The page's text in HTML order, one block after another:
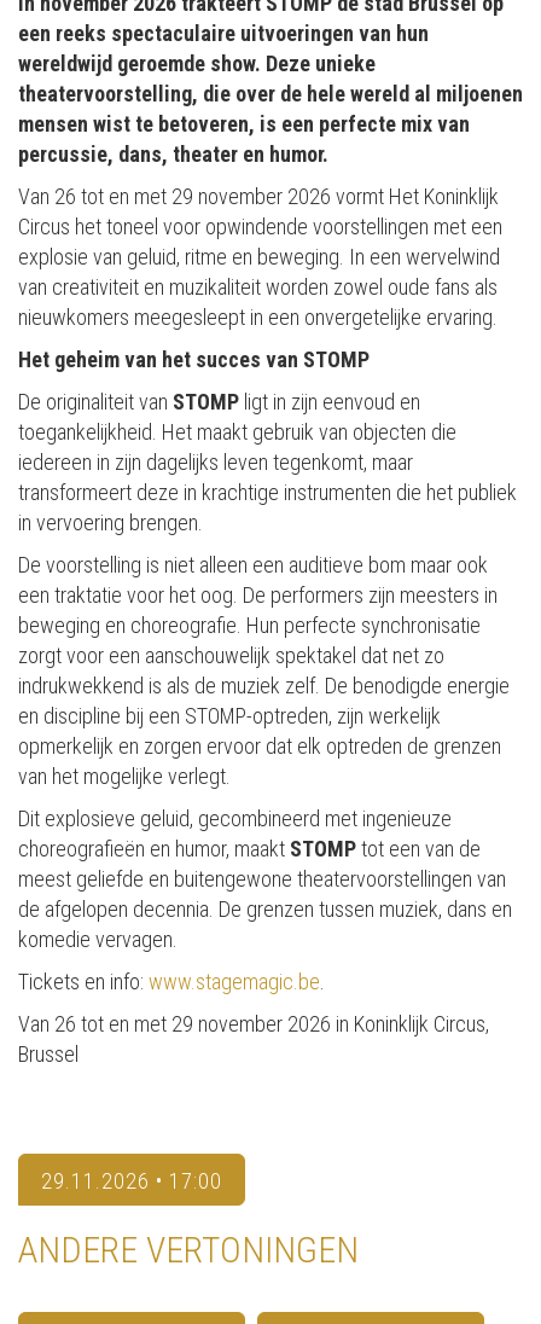
een reeks spectaculaire uitvoeringen van hun
wereldwijd geroemde show. Deze unieke
theatervoorstelling, die over de hele wereld al miljoenen
mensen wist te betoveren, is een perfecte mix van
percussie, dans, theater en humor.
Van 26 tot en met 29 november 2026 vormt Het Koninklijk
Circus het toneel voor opwindende voorstellingen met een
explosie van geluid, ritme en beweging. In een wervelwind
van creativiteit en muzikaliteit worden zowel oude fans als
nieuwkomers meegesleept in een onvergetelijke ervaring.
Het geheim van het succes van STOMP
De originaliteit van STOMP ligt in zijn eenvoud en
toegankelijkheid. Het maakt gebruik van objecten die
iedereen in zijn dagelijks leven tegenkomt, maar
transformeert deze in krachtige instrumenten die het publiek
in vervoering brengen.
De voorstelling is niet alleen een auditieve bom maar ook
een traktatie voor het oog. De performers zijn meesters in
beweging en choreografie. Hun perfecte synchronisatie
zorgt voor een aanschouwelijk spektakel dat net zo
indrukwekkend is als de muziek zelf. De benodigde energie
en discipline bij een STOMP-optreden, zijn werkelijk
opmerkelijk en zorgen ervoor dat elk optreden de grenzen
van het mogelijke verlegt​.
Dit explosieve geluid, gecombineerd met ingenieuze
choreografieën en humor, maakt STOMPtot een van de
meest geliefde en buitengewone theatervoorstellingen van
de afgelopen decennia​. De grenzen tussen muziek, dans en
komedie vervagen.
Tickets en info: www.stagemagic.be
Van 26 tot en met 29 november 2026 in Koninklijk Circus,
Brussel
29.11.2026 • 17:00
ANDERE VERTONINGEN